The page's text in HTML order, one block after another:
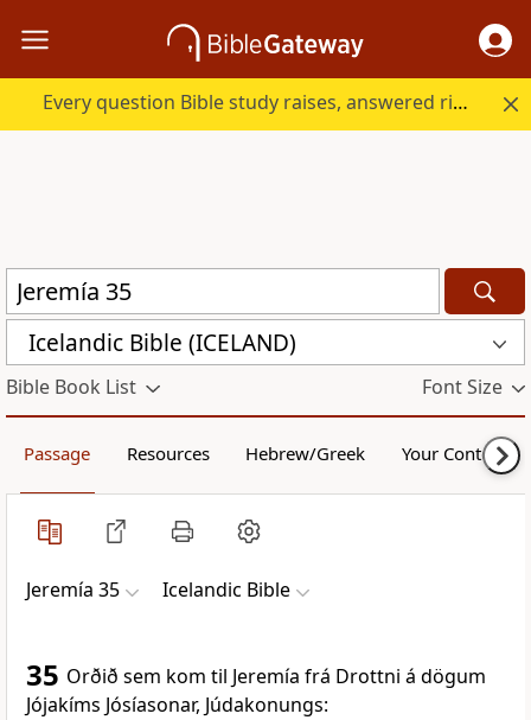
Every question Bible study raises, answered right here.
Icelandic Bible (ICELAND)
Bible Book List Font Size
Passage Resources Hebrew/Greek Your Content
Jeremía 35 Icelandic Bible
35 Orðið sem kom til Jeremía frá Drottni á dögum
Jójakíms Jósíasonar, Júdakonungs: